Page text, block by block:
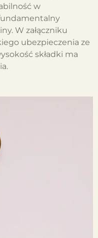
w
W załączniku
ubezpieczenia ze
składki ma